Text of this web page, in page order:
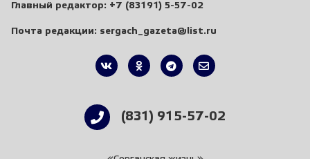
Главный редактор: +7 (83191) 5-57-02
Почта редакции: sergach_gazeta@list.ru
(831) 915-57-02